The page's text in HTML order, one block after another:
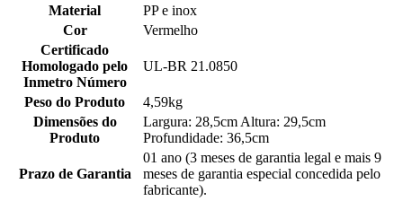
Material
PP e inox
Cor
Vermelho
Certificado
Homologado pelo
Inmetro Número
UL-BR 21.0850
Peso do Produto
4,59kg
Dimensões do
Produto
Largura: 28,5cm Altura: 29,5cm
Profundidade: 36,5cm
Prazo de Garantia
01 ano (3 meses de garantia legal e mais 9
meses de garantia especial concedida pelo
fabricante).